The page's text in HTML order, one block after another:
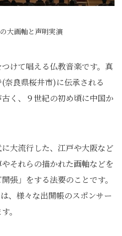
大画軸と声明実演
つけて唱える仏教音楽です。真
奈良県桜井市)に伝承される
古く、９世紀の初め頃に中国か
に大流行した、江戸や大阪など
それらの描かれた画軸などを
張」をする法要のことです。
、様々な出開帳のスポンサー
。